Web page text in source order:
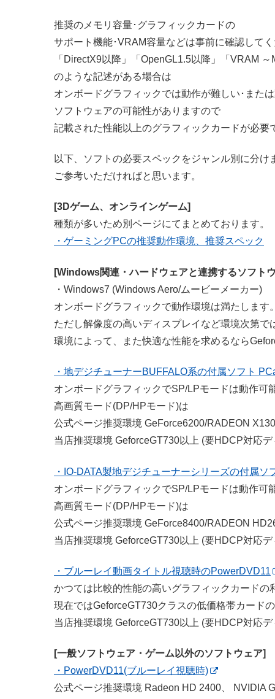
推奨のメモリ容量･グラフィックカードの
サポート機能･VRAM容量などは事前に確認してく
「DirectX9以降」「OpenGL1.5以降」「VRAM ～
のような記述がある場合は
オンボードグラフィックでは動作が難しい･また
ソフトウェアの可能性がありますので
記載された性能以上のグラフィックカードが必要
以下、ソフトの必要スペックをジャンル別に分け
ご参考いただければと思います。
[3Dゲーム、オンラインゲーム]
種類が多いため別ページにてまとめております。
・ゲーミングPCの推奨動作環境、推奨スペック
[Windows関連・ハードウェアと連携するソフト
・Windows7 (Windows Aero/ムービーメーカー)
オンボードグラフィックで動作環境は満たします。
ただし解像度の高いディスプレイなど環境次第で
環境によって、また快適な性能を求めるなら
・地デジチューナーBUFFALO系の付属ソフト
オンボードグラフィックでSP/LPモードは動作可能
高画質モード(DP/HPモード)は
公式ページ推奨環境 GeForce6200/RADEON
当店推奨環境 GeforceGT730以上 (要HDCP対応
・IO-DATA製地デジチューナーシリーズの付属ソ
オンボードグラフィックでSP/LPモードは動作可能
高画質モード(DP/HPモード)は
公式ページ推奨環境 GeForce8400/RADEON
当店推奨環境 GeforceGT730以上 (要HDCP対応
・ブルーレイ動画タイトル視聴時のPowerDVD11
かつては比較的性能の高いグラフィックカードの
現在ではGeforceGT730クラスの低価格帯カード
当店推奨環境 GeforceGT730以上 (要HDCP対応
[一般ソフトウェア・ゲーム以外のソフトウェア]
・PowerDVD11(ブルーレイ視聴時)
公式ページ推奨環境 Radeon HD 2400、 NVIDIA